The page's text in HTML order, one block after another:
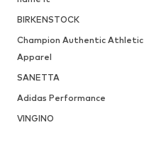
BIRKENSTOCK
Champion Authentic Athletic
Apparel
SANETTA
Adidas Performance
VINGINO